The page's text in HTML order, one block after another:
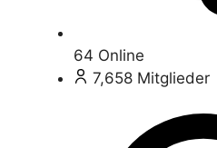
64 Online
7,658 Mitglieder